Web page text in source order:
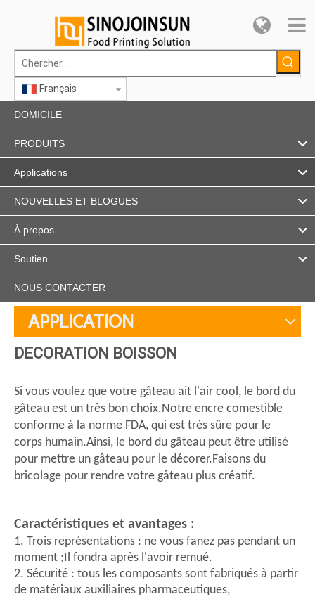
Français
DOMICILE
PRODUITS
Applications
NOUVELLES ET BLOGUES
À propos
Soutien
NOUS CONTACTER
APPLICATION
DECORATION BOISSON
Si vous voulez que votre gâteau ait l'air cool, le bord du
gâteau est un très bon choix.Notre encre comestible
conforme à la norme FDA, qui est très sûre pour le
corps humain.Ainsi, le bord du gâteau peut être utilisé
pour mettre un gâteau pour le décorer.Faisons du
bricolage pour rendre votre gâteau plus créatif.
Caractéristiques et avantages :
1. Trois représentations : ne vous fanez pas pendant un
moment ;Il fondra après l'avoir remué.
2. Sécurité : tous les composants sont fabriqués à partir
de matériaux auxiliaires pharmaceutiques,